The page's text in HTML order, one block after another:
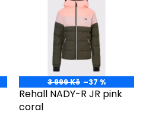
3 999 Kč –37 %
Rehall NADY-R JR pink
coral